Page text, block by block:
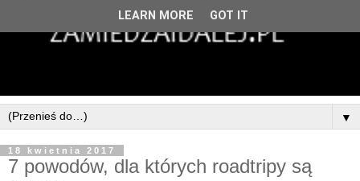
▼
18 kwietnia 2017
7 powodów, dla których roadtripy są
LEARN MORE GOT IT